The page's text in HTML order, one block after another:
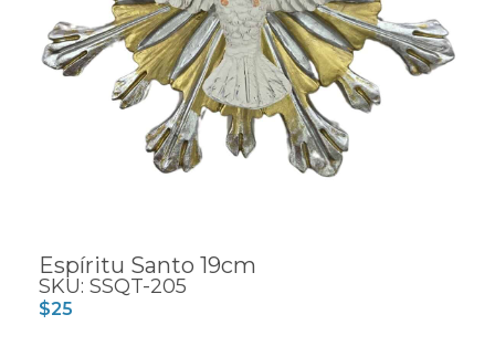
Espíritu Santo 19cm
SKU: SSQT-205
$25